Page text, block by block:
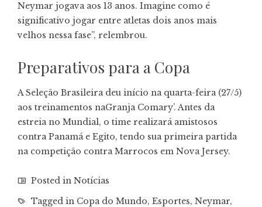
Neymar jogava aos 13 anos. Imagine como é
significativo jogar entre atletas dois anos mais
velhos nessa fase”, relembrou.
Preparativos para a Copa
A Seleção Brasileira deu início na quarta-feira (27/5)
aos treinamentos naGranja Comary’. Antes da
estreia no Mundial, o time realizará amistosos
contra Panamá e Egito, tendo sua primeira partida
na competição contra Marrocos em Nova Jersey.
Posted in Notícias
Tagged in Copa do Mundo, Esportes, Neymar,